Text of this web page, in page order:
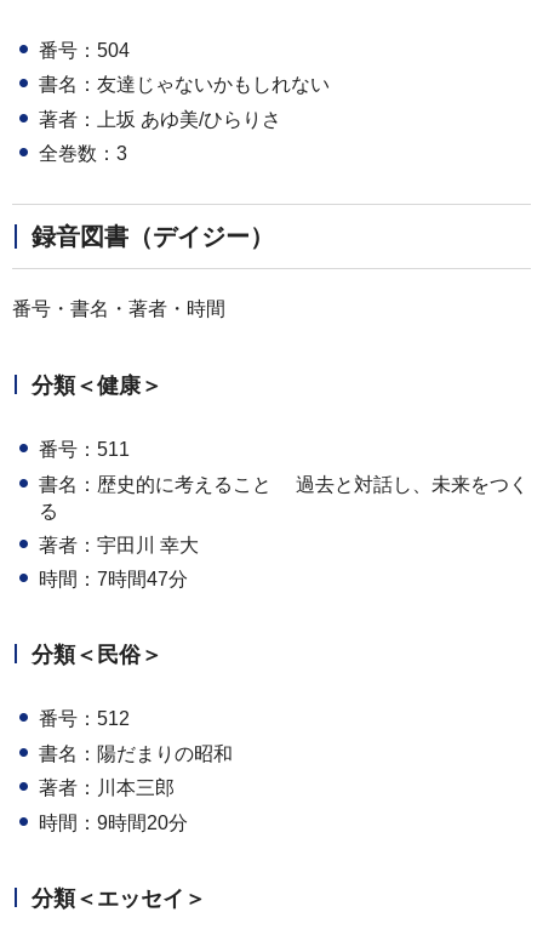
番号：504
書名：友達じゃないかもしれない
著者：上坂 あゆ美/ひらりさ
全巻数：3
録音図書（デイジー）
番号・書名・著者・時間
分類＜健康＞
番号：511
書名：歴史的に考えること 過去と対話し、未来をつく
る
著者：宇田川 幸大
時間：7時間47分
分類＜民俗＞
番号：512
書名：陽だまりの昭和
著者：川本三郎
時間：9時間20分
分類＜エッセイ＞